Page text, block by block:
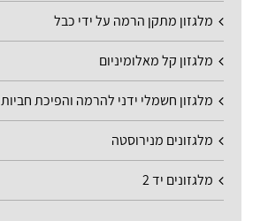
מלגזון מתקן הרמה על ידי כבל
מלגזון קל מאלומיניום
מלגזון חשמלי ידני להרמה והפיכת חביות
מלגזונים מנירוסטה
מלגזונים יד 2